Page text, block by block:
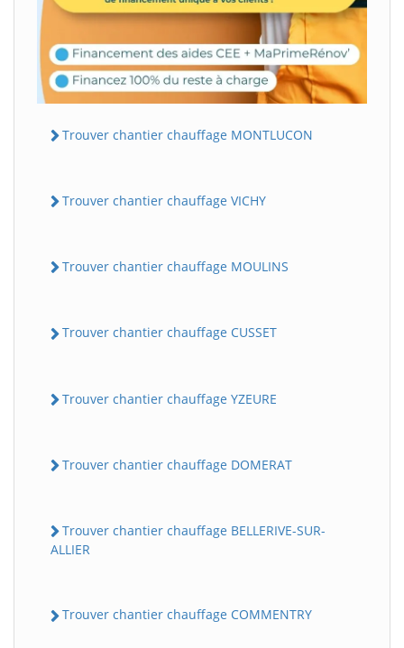
Trouver chantier chauffage MONTLUCON
Trouver chantier chauffage VICHY
Trouver chantier chauffage MOULINS
Trouver chantier chauffage CUSSET
Trouver chantier chauffage YZEURE
Trouver chantier chauffage DOMERAT
Trouver chantier chauffage BELLERIVE-SUR-
ALLIER
Trouver chantier chauffage COMMENTRY